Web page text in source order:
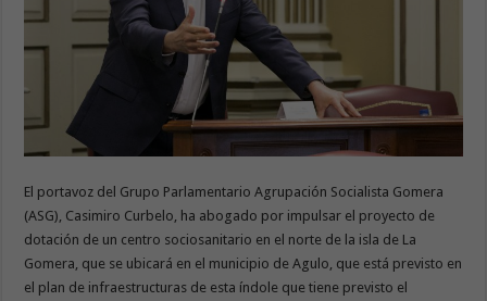
El portavoz del Grupo Parlamentario Agrupación Socialista Gomera
(ASG), Casimiro Curbelo, ha abogado por impulsar el proyecto de
dotación de un centro sociosanitario en el norte de la isla de La
Gomera, que se ubicará en el municipio de Agulo, que está previsto en
el plan de infraestructuras de esta índole que tiene previsto el